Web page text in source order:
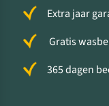
Extra jaar
Gratis
365 dagen